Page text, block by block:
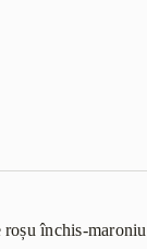
închis-